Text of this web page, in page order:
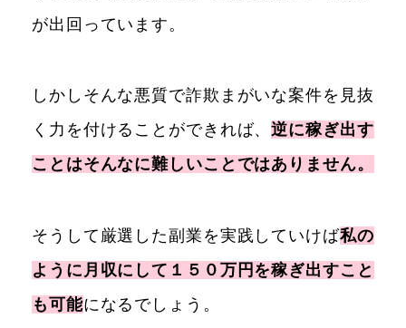
が出回っています。
しかしそんな悪質で詐欺まがいな案件を見抜
く力を付けることができれば、逆に稼ぎ出す
ことはそんなに難しいことではありません。
そうして厳選した副業を実践していけば私の
ように月収にして１５０万円を稼ぎ出すこと
も可能になるでしょう。